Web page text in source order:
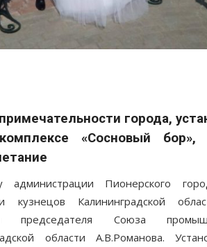
города,
«Сосновый бор»,
Пионерского
кузнецов Калининградской
председателя Союза
области А.В.Романова.